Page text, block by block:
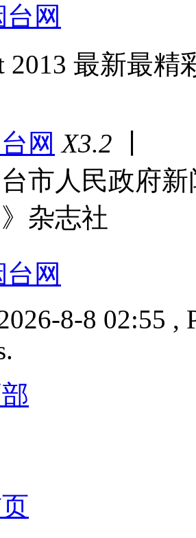
网
2013 最新最
网 X3.2
市人民政府
杂志社
网
8-8 02:55 ,